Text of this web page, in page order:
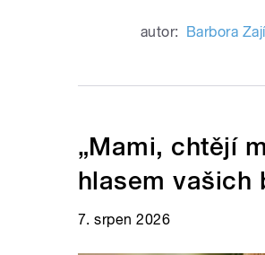
autor: Barbora
„Mami, chtějí
hlasem vašich
7. srpen 2026